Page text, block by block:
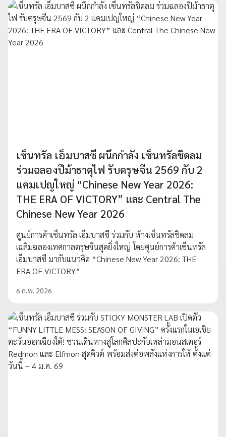
เซ็นทรัล เอ็มบาสซี ผนึกกำลัง เซ็นทรัลชิดลม
ร่วมฉลองปีม้าธาตุไฟ รับตรุษจีน 2569 กับ 2
แคมเปญใหญ่ “Chinese New Year 2026:
THE ERA OF VICTORY” และ Central The
Chinese New Year 2026
ศูนย์การค้าเซ็นทรัล เอ็มบาสซี ร่วมกับ ห้างเซ็นทรัลชิดลม
เฉลิมฉลองเทศกาลตรุษจีนสุดยิ่งใหญ่ โดยศูนย์การค้าเซ็นทรัล
เอ็มบาสซี มากับแนวคิด “Chinese New Year 2026: THE
ERA OF VICTORY”
6 ก.พ. 2026